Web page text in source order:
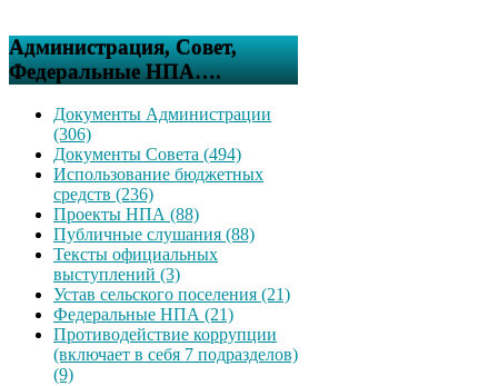
Администрация, Совет,
Федеральные НПА….
Документы Администрации
(306)
Документы Совета (494)
Использование бюджетных
средств (236)
Проекты НПА (88)
Публичные слушания (88)
Тексты официальных
выступлений (3)
Устав сельского поселения (21)
Федеральные НПА (21)
Противодействие коррупции
(включает в себя 7 подразделов)
(9)